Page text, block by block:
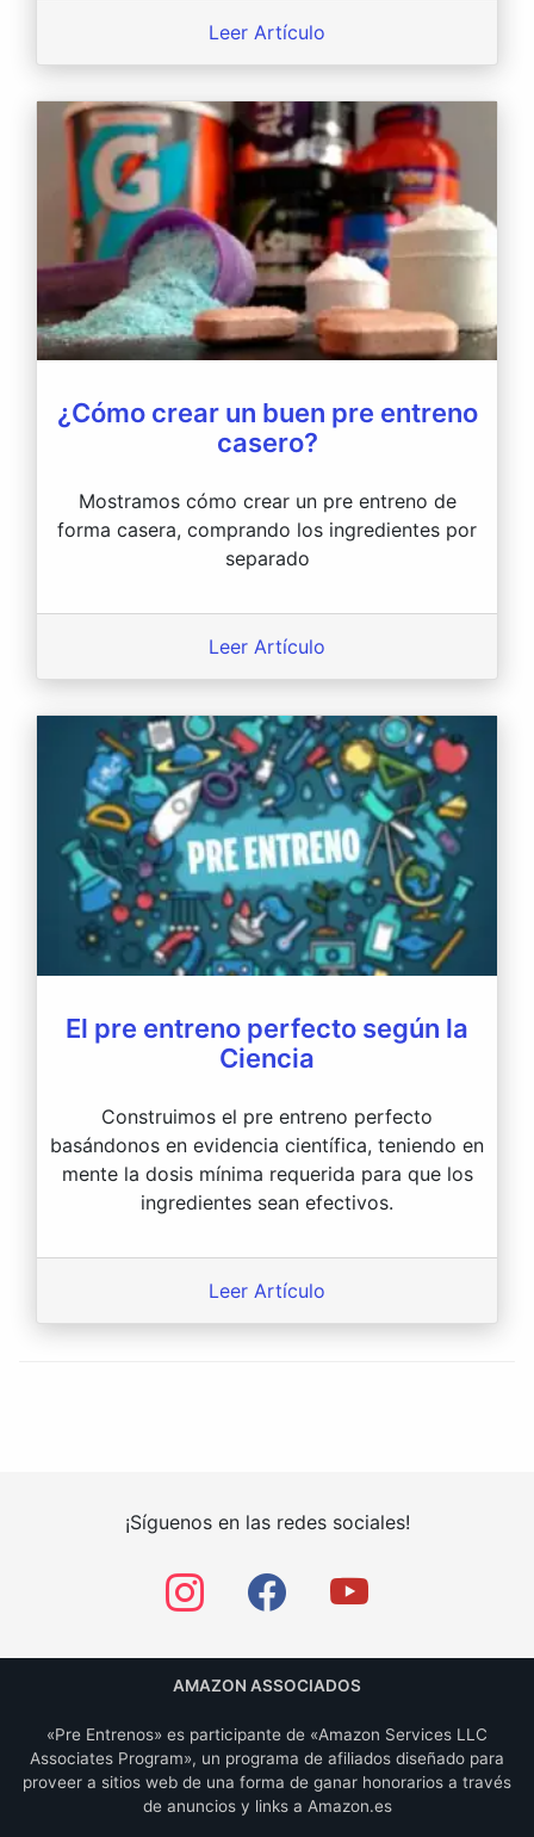
Leer Artículo
¿Cómo crear un buen pre entreno
casero?
Mostramos cómo crear un pre entreno de
forma casera, comprando los ingredientes por
separado
Leer Artículo
El pre entreno perfecto según la
Ciencia
Construimos el pre entreno perfecto
basándonos en evidencia científica, teniendo en
mente la dosis mínima requerida para que los
ingredientes sean efectivos.
Leer Artículo
¡Síguenos en las redes sociales!
AMAZON ASSOCIADOS
«Pre Entrenos» es participante de «Amazon Services LLC
Associates Program», un programa de afiliados diseñado para
proveer a sitios web de una forma de ganar honorarios a través
de anuncios y links a Amazon.es